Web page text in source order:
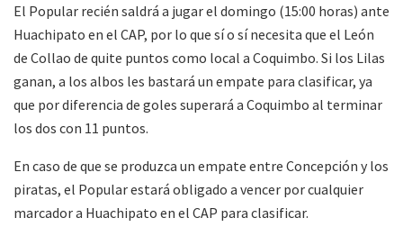
El Popular recién saldrá a jugar el domingo (15:00 horas) ante
Huachipato en el CAP, por lo que sí o sí necesita que el León
de Collao de quite puntos como local a Coquimbo. Si los Lilas
ganan, a los albos les bastará un empate para clasificar, ya
que por diferencia de goles superará a Coquimbo al terminar
los dos con 11 puntos.
En caso de que se produzca un empate entre Concepción y los
piratas, el Popular estará obligado a vencer por cualquier
marcador a Huachipato en el CAP para clasificar.